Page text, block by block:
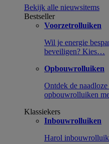
Bekijk alle nieuwsitems
Bestseller
Voorzetrolluiken
Wil je energie
beveiligen? Kies…
Opbouwrolluiken
Ontdek de
opbouwrolluiken
Klassiekers
Inbouwrolluiken
Harol